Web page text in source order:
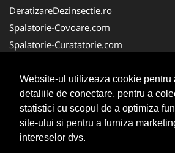
Website-ul utilizeaza cookie pentru
detaliile de conectare, pentru a
statistici cu scopul de a optimiza
site-ului si pentru a furniza
intereselor dvs.
DeratizareDezinsectie.ro
Spalatorie-Covoare.com
Spalatorie-Curatatorie.com
FirmaDeratizare.ro
Service-Reparatii.com
Servicii-DDD.com
ServiciiAlpinism.ro